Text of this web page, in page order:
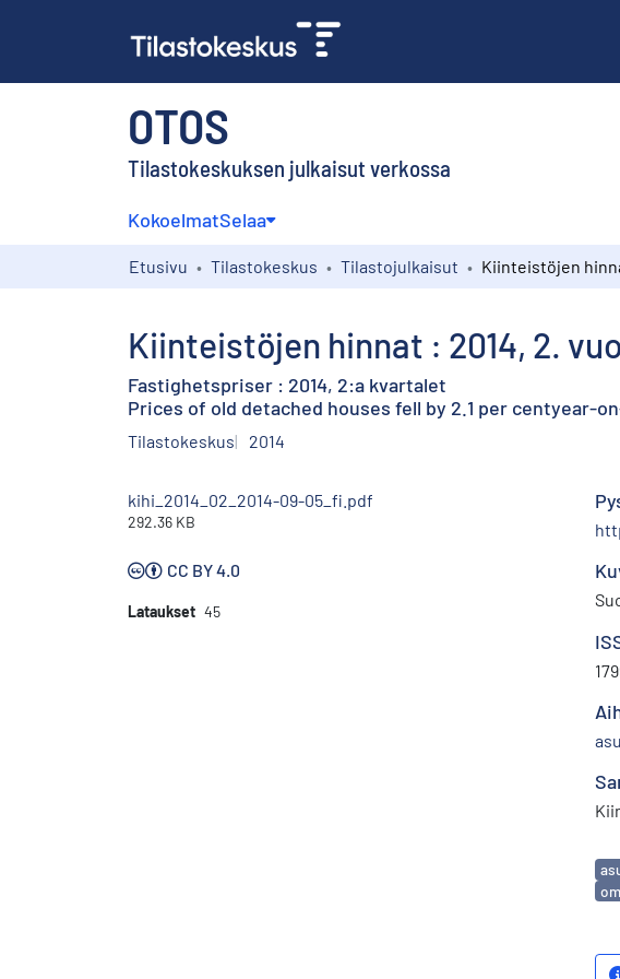
OTOS
Tilastokeskuksen julkaisut verkossa
KokoelmatSelaa
Etusivu Tilastokeskus Tilastojulkaisut
Kiinteistöjen hinnat : 2014, 2.
Fastighetspriser : 2014, 2:a kvartalet
Prices of old detached houses fell by 2.1 per centyear-
Tilastokeskus 2014
kihi_2014_02_2014-09-05_fi.pdf
292.36 KB
CC BY 4.0
Lataukset 45